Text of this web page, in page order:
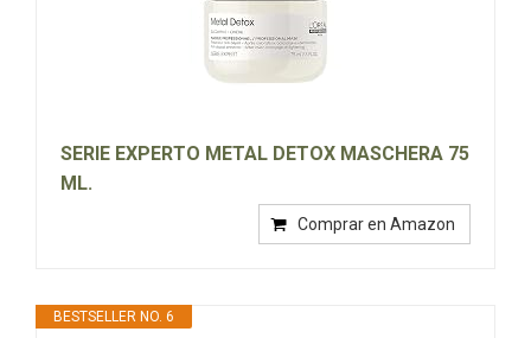
SERIE EXPERTO METAL DETOX MASCHERA 75
ML.
Comprar en Amazon
BESTSELLER NO. 6